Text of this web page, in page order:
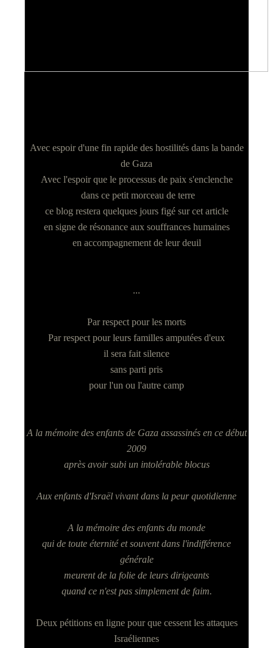
Avec espoir d'une fin rapide des hostilités dans la bande
de Gaza
Avec l'espoir que le processus de paix s'enclenche
dans ce petit morceau de terre
ce blog restera quelques jours figé sur cet article
en signe de résonance aux souffrances humaines
en accompagnement de leur deuil
...
Par respect pour les morts
Par respect pour leurs familles amputées d'eux
il sera fait silence
sans parti pris
pour l'un ou l'autre camp
A la mémoire des enfants de Gaza assassinés en ce début
2009
après avoir subi un intolérable blocus
Aux enfants d'Israël vivant dans la peur quotidienne
A la mémoire des enfants du monde
qui de toute éternité et souvent dans l'indifférence
générale
meurent de la folie de leurs dirigeants
quand ce n'est pas simplement de faim.
Deux pétitions en ligne pour que cessent les attaques
Israéliennes